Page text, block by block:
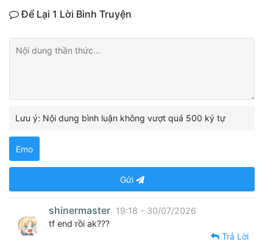
Để Lại 1 Lời Bình Truyện
Lưu ý: Nội dung bình luận không vượt quá 500 ký tự
Emo
Gửi
shinermaster 19:18 - 30/07/2026
tf end rồi ak???
Trả Lời